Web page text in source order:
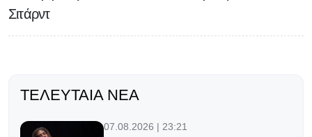
Σιτάρντ
ΤΕΛΕΥΤΑΊΑ ΝΈΑ
07.08.2026 | 23:21